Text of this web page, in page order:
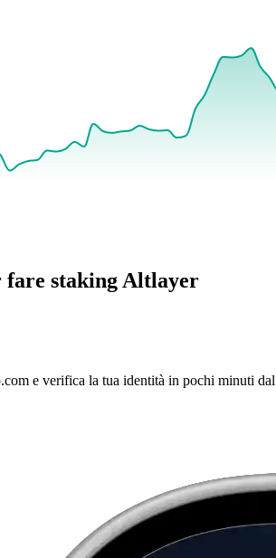
fare staking Altlayer
e verifica la tua identità in pochi minuti dal